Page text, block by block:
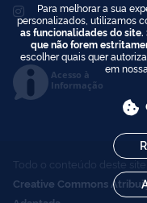
Acesso à
Informação
Todo o conteúdo deste
Creative Commons
Para melhorar a sua
personalizados, utilizamos
as funcionalidades do site.
que não forem
escolher quais quer
em nossa